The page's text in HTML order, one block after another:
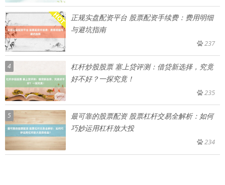
正规实盘配资平台 股票配资手续费：费用明细
与避坑指南
237
4
杠杆炒股股票 塞上贷评测：借贷新选择，究竟
好不好？一探究竟！
235
5
最可靠的股票配资 股票杠杆交易全解析：如何
巧妙运用杠杆放大投
234